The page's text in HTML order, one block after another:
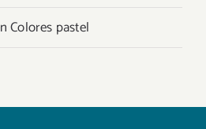
Colores pastel